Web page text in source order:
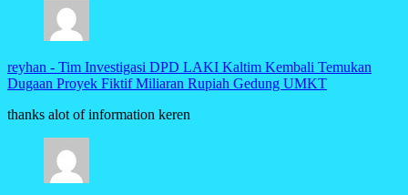
reyhan - Tim Investigasi DPD LAKI Kaltim Kembali Temukan
Dugaan Proyek Fiktif Miliaran Rupiah Gedung UMKT
thanks alot of information keren